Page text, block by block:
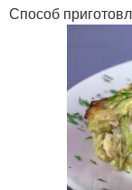
Способ